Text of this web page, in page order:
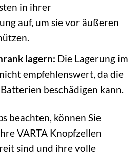
in ihrer
auf, um sie vor äußeren
lagern: Die Lagerung im
empfehlenswert, da die
beschädigen kann.
beachten, können Sie
VARTA Knopfzellen
sind und ihre volle